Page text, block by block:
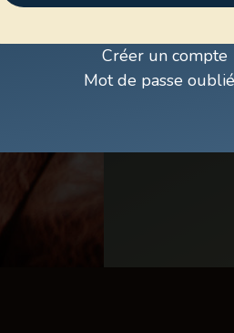
Créer un compte
Mot de passe